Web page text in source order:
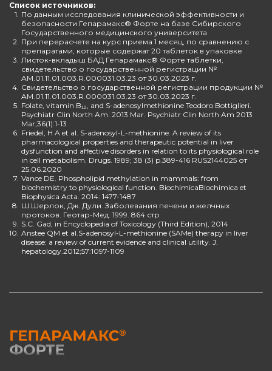
Список источников:
1. По данным исследования клинической эффективности и
безопасности Гепарамакс® Форте на базе Сибирского
Государственного медицинского университета
2. При перерасчете на курс приема 1 месяц, по сравнению с
препаратами, которые содержат 20 таблеток в упаковке
3. Листок-вкладыш БАД Гепарамакс® Форте таблетки,
свидетельство о государственной регистрации №
AM.01.11.01.003.R.000031.03.23 от 30.03.2023 г.
4. Свидетельство о государственной регистрации продукции №
AM.01.11.01.003.R.000031.03.23 от 30.03.2023 г.
5. Folate, vitamin B₁₂, and S-adenosylmethionine Teodoro Bottiglieri.
Psychiatr Clin North Am. 2013 Mar. Psychiatr Clin North Am 2013
Mar;36(1):1-13
6. Friedel, H A et al. S-adenosyl-L-methionine. A review of its
pharmacological properties and therapeutic potential in liver
dysfunction and affective disorders in relation to its physiological role
in cell metabolism. Drugs. 1989; 38 (3) p.389-416 RUS2144025 от
25.06.2020
7. Vance DE. Phospholipid methylation in mammals: from
biochemistry to physiological function. BiochimicaBiochimica et
Biophysica Acta. 2014: 1477-1487
8. Ш.Шерлок, Дж. Дули. Заболевания печени и желчных
протоков. Геотар-Мед. 1999. 864 стр
9. S.C. Gad, in Encyclopedia of Toxicology (Third Edition), 2014
10. Anstee QM et al.S-adenosyl-L-methionine (SAMe) therapy in liver
disease: a review of current evidence and clinical utility. J.
hepatology.2012;57:1097-1109